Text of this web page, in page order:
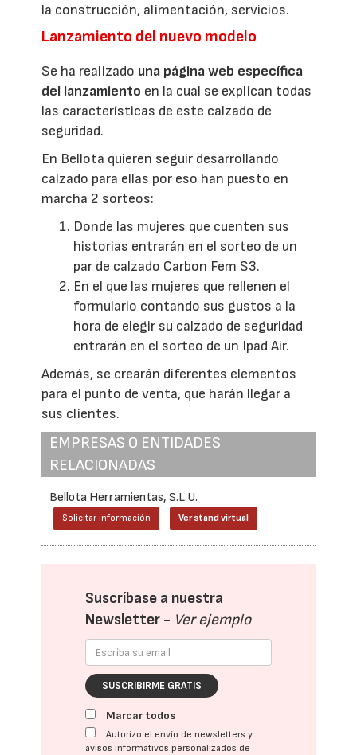
la construcción, alimentación, servicios.
Lanzamiento del nuevo modelo
Se ha realizado una página web específica
del lanzamiento en la cual se explican todas
las características de este calzado de
seguridad.
En Bellota quieren seguir desarrollando
calzado para ellas por eso han puesto en
marcha 2 sorteos:
Donde las mujeres que cuenten sus
historias entrarán en el sorteo de un
par de calzado Carbon Fem S3.
En el que las mujeres que rellenen el
formulario contando sus gustos a la
hora de elegir su calzado de seguridad
entrarán en el sorteo de un Ipad Air.
Además, se crearán diferentes elementos
para el punto de venta, que harán llegar a
sus clientes.
EMPRESAS O ENTIDADES
RELACIONADAS
Bellota Herramientas, S.L.U.
Solicitar información Ver stand virtual
Suscríbase a nuestra
Newsletter - Ver ejemplo
SUSCRIBIRME GRATIS
Marcar todos
Autorizo el envío de newsletters y
avisos informativos personalizados de